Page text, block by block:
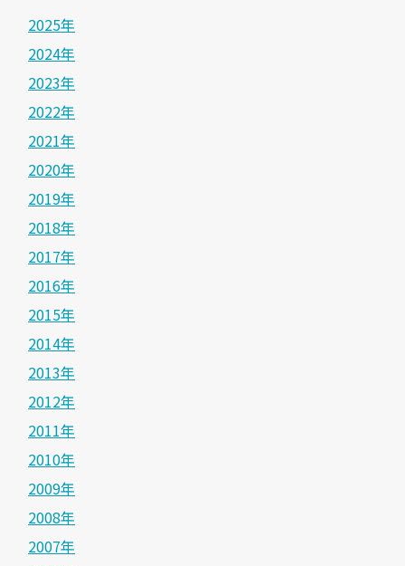
2025年
2024年
2023年
2022年
2021年
2020年
2019年
2018年
2017年
2016年
2015年
2014年
2013年
2012年
2011年
2010年
2009年
2008年
2007年